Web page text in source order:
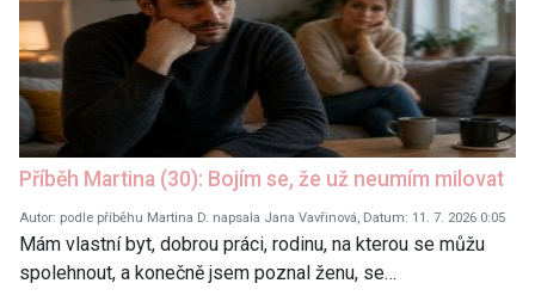
Příběh Martina (30): Bojím se, že už neumím milovat
Autor: podle příběhu Martina D. napsala Jana Vavřinová, Datum: 11. 7. 2026 0:05
Mám vlastní byt, dobrou práci, rodinu, na kterou se můžu
spolehnout, a konečně jsem poznal ženu, se…